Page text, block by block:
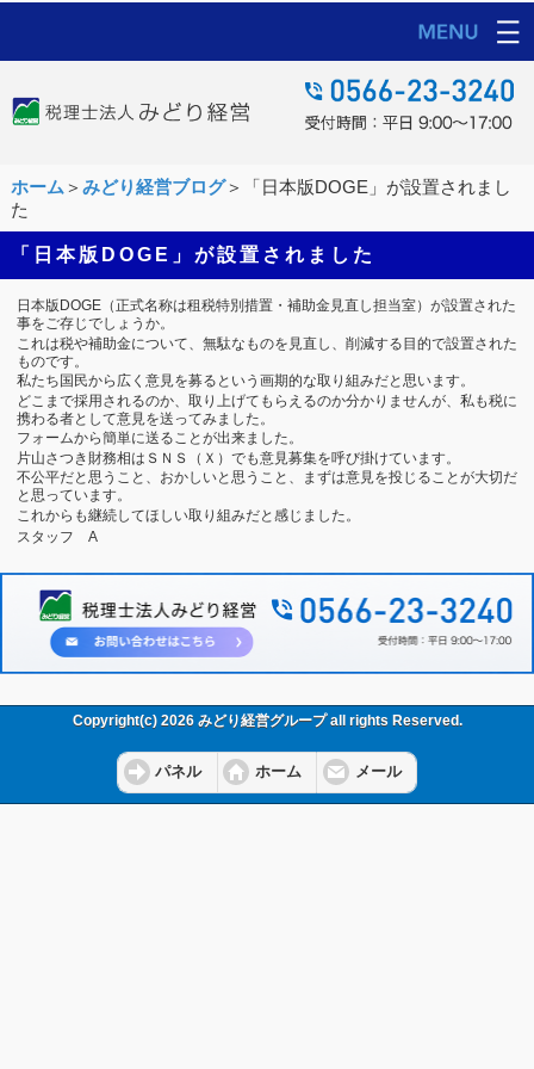
ホーム ＞ みどり経営ブログ＞「日本版DOGE」が設置されまし
た
「日本版DOGE」が設置されました
日本版DOGE（正式名称は租税特別措置・補助金見直し担当室）が設置された
事をご存じでしょうか。
これは税や補助金について、無駄なものを見直し、削減する目的で設置された
ものです。
私たち国民から広く意見を募るという画期的な取り組みだと思います。
どこまで採用されるのか、取り上げてもらえるのか分かりませんが、私も税に
携わる者として意見を送ってみました。
フォームから簡単に送ることが出来ました。
片山さつき財務相はＳＮＳ（Ｘ）でも意見募集を呼び掛けています。
不公平だと思うこと、おかしいと思うこと、まずは意見を投じることが大切だ
と思っています。
これからも継続してほしい取り組みだと感じました。
スタッフ A
Copyright(c) 2026 みどり経営グループ all rights Reserved.
パネル ホーム メール